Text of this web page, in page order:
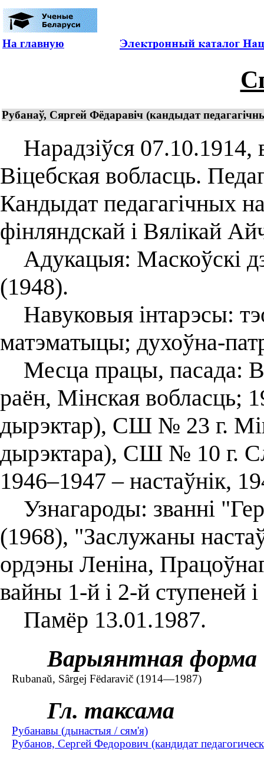
На главную
Рубанаў, Сяргей Фёдаравіч (кандыдат
Нарадзіўся 07.10.1914,
Віцебская вобласць.
Кандыдат педагагічных
фінляндскай і Вялікай
Адукацыя: Маскоўскі
(1948).
Навуковыя інтарэсы:
матэматыцы; духоўна-
Месца працы, пасада:
раён, Мінская вобласць;
дырэктар), СШ № 23 г.
дырэктара), СШ № 10 г.
1946–1947 – настаўнік,
Узнагароды: званні
(1968), "Заслужаны
ордэны Леніна,
вайны 1-й і 2-й ступеней
Памёр 13.01.1987.
Варыянтная форма
Rubanaŭ, Sârgej Fëdaravič (1914—1987)
Гл. таксама
Рубанавы (дынастыя / сям'я)
Рубанов, Сергей Федорович (кандидат